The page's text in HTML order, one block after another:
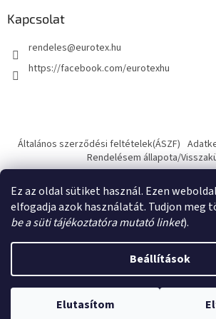
Ez az oldal sütiket használ. Ezen
elfogadja azok használatát. Tudjon meg
be a süti tájékoztatóra mutató linket).
Beállítások
Elutasítom
Kapcsolat
rendeles@eurotex.hu
https://facebook.com/eurotexhu
Általános szerződési feltételek(ÁSZF)
Rendelésem állapota/
Copyright 2026Eurotex.hu -
Minden jog fenntartva.